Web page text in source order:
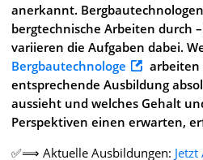
anerkannt.
bergtechnische Arbeiten durch
variieren die Aufgaben dabei.
Bergbautechnologe
arbeiten
entsprechende Ausbildung
aussieht und welches Gehalt
Perspektiven einen erwarten,
✅⟹ Aktuelle Ausbildungen: